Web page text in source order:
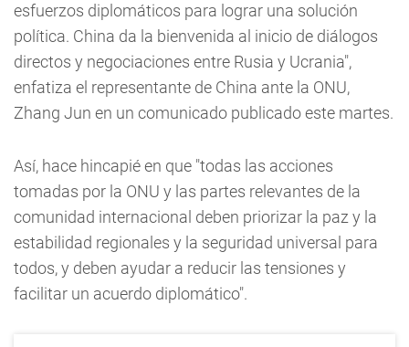
esfuerzos diplomáticos para lograr una solución
política. China da la bienvenida al inicio de diálogos
directos y negociaciones entre Rusia y Ucrania",
enfatiza el representante de China ante la ONU,
Zhang Jun en un comunicado publicado este martes.
Así, hace hincapié en que "todas las acciones
tomadas por la ONU y las partes relevantes de la
comunidad internacional deben priorizar la paz y la
estabilidad regionales y la seguridad universal para
todos, y deben ayudar a reducir las tensiones y
facilitar un acuerdo diplomático".